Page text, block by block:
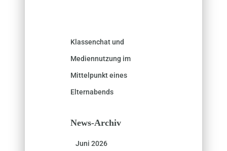
Klassenchat und
Mediennutzung im
Mittelpunkt eines
Elternabends
News-Archiv
Juni 2026